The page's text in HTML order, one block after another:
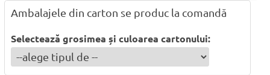
Ambalajele din carton se produc la comandă
Selectează grosimea și culoarea cartonului: